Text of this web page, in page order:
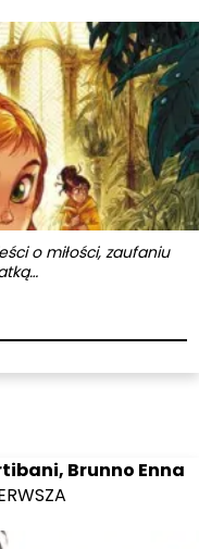
o miłości, zaufaniu
Brunno Enna